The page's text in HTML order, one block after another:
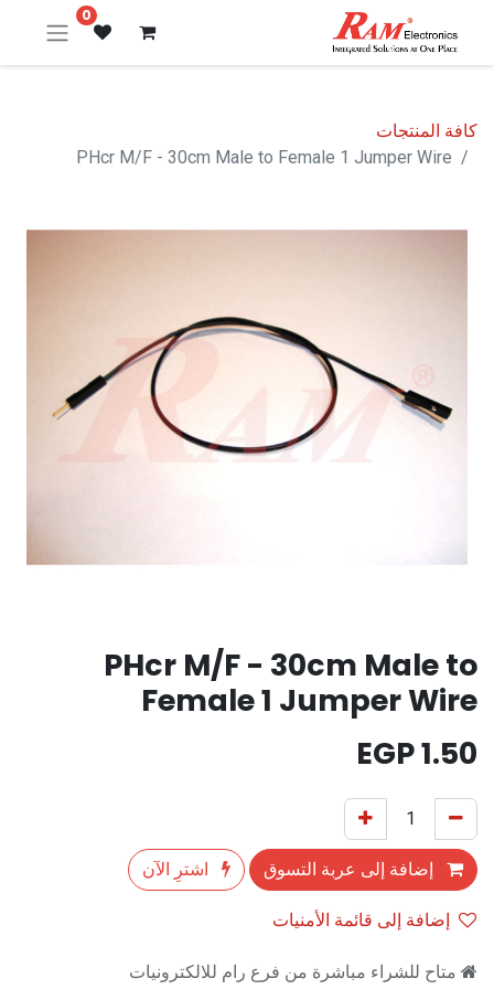
0
كافة المنتجات
PHcr M/F - 30cm Male to Female 1 Jumper Wire
PHcr M/F - 30cm Male to
Female 1 Jumper Wire
1.50
إضافة إلى عربة التسوق
اشترِ الآن
إضافة إلى قائمة الأمنيات
متاح للشراء مباشرة من فرع رام للالكترونيات